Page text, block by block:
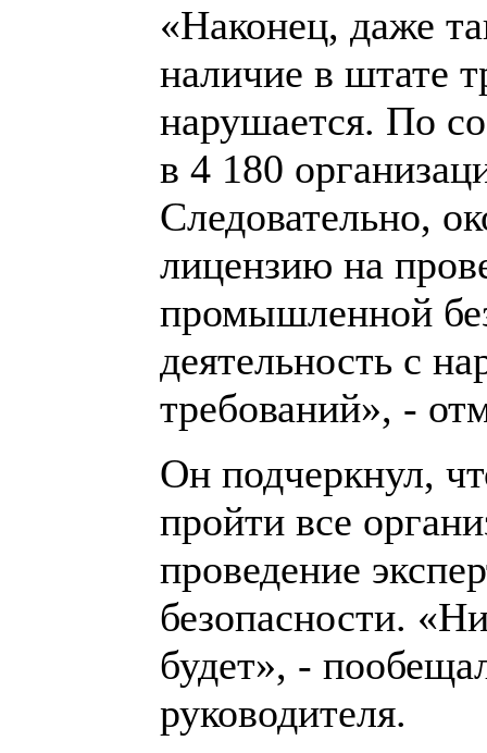
«Наконец, даже
наличие в штате
нарушается. По
в 4 180
Следовательно,
лицензию на
промышленной
деятельность с
требований», -
Он подчеркнул,
пройти все
проведение
безопасности.
будет», -
руководителя.